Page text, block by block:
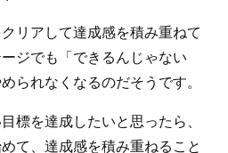
リアして達成感を積み重ねて
ジでも「できるんじゃない
られなくなるのだそうです。
標を達成したいと思ったら、
て、達成感を積み重ねること